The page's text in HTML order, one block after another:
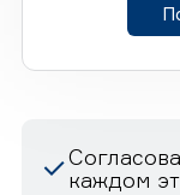
каждом